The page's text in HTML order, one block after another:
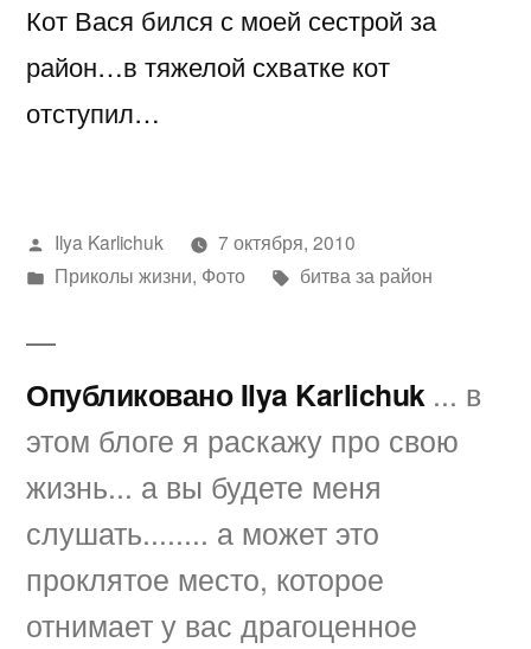
битва
район
Кот Вася бился с моей сестрой за
район…в тяжелой схватке кот
отступил…
Написано
автором
Ilya Karlichuk
7 октября, 2010
Написано
Приколы жизни, Фото Метки:
битва за район
Опубликовано Ilya Karlichuk ... в
этом блоге я раскажу про свою
жизнь... а вы будете меня
слушать........ а может это
проклятое место, которое
отнимает у вас драгоценное